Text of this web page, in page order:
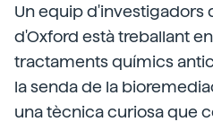
Un equip d'investigadors
d'Oxford està treballant
tractaments químics
la senda de la
una tècnica curiosa que